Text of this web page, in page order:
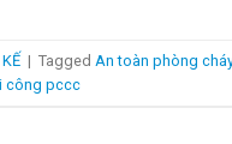
| Tagged An toàn phòng cháy
công pccc